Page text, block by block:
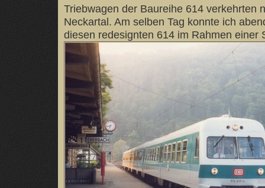
Triebwagen der Baureihe 614 verkehrten
Neckartal. Am selben Tag konnte ich
diesen redesignten 614 im Rahmen einer